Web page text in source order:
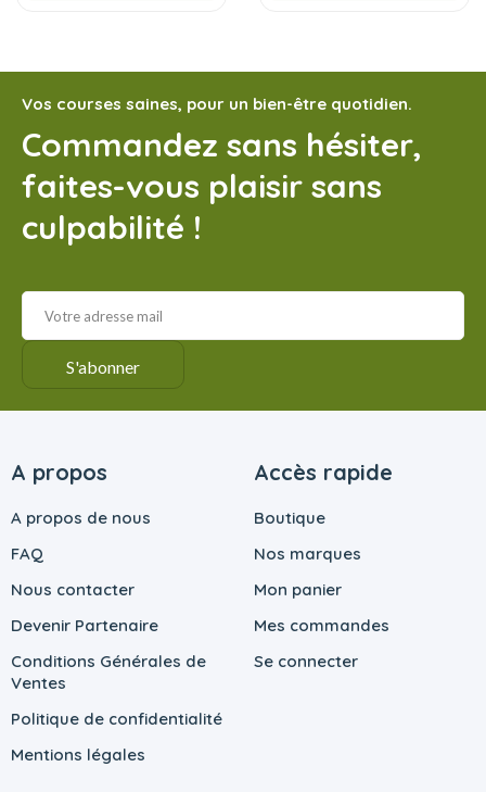
Vos courses saines, pour un bien-être quotidien.
Commandez sans hésiter,
faites-vous plaisir sans
culpabilité !
A propos
A propos de nous
FAQ
Nous contacter
Devenir Partenaire
Conditions Générales de
Ventes
Politique de confidentialité
Mentions légales
Accès rapide
Boutique
Nos marques
Mon panier
Mes commandes
Se connecter